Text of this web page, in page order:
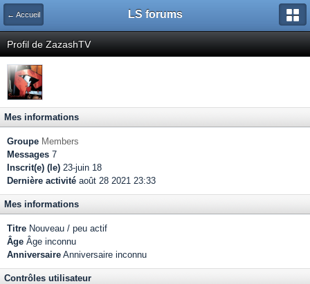
← Accueil LS forums
Profil de ZazashTV
Mes informations
Groupe Members
Messages 7
Inscrit(e) (le) 23-juin 18
Dernière activité août 28 2021 23:33
Mes informations
Titre Nouveau / peu actif
Âge Âge inconnu
Anniversaire Anniversaire inconnu
Contrôles utilisateur